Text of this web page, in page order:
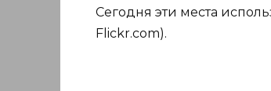
Сегодня эти места
Flickr.com).